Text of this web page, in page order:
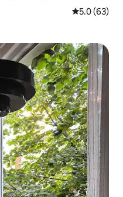
औसत रेटिंग 5
5.0 (63)